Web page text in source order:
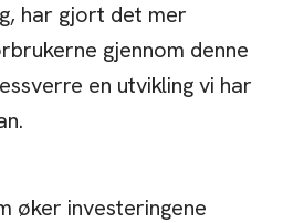
har gjort det mer
gjennom denne
en utvikling vi har
øker investeringene